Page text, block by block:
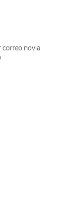
correo novia